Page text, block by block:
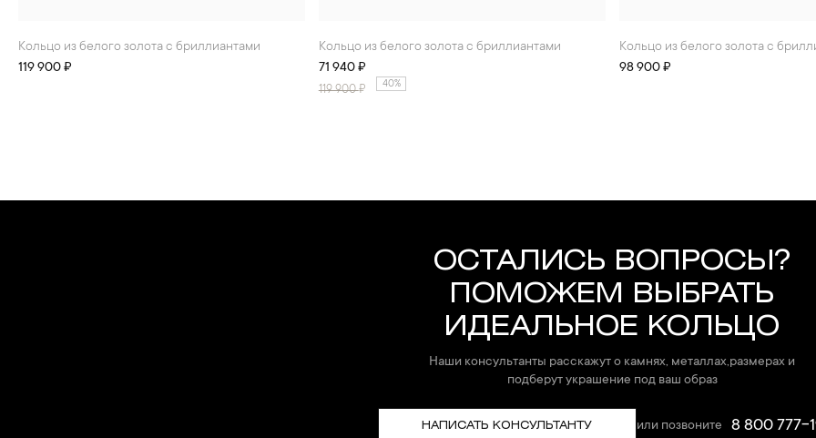
Кольцо из белого золота с бриллиантами
119 900 ₽
Кольцо из белого золота с бриллиантами
71 940 ₽
119 900₽ 40%
Кольцо из белого золота с
98 900 ₽
ОСТАЛИСЬ ВОПРОСЫ?
ПОМОЖЕМ ВЫБРАТЬ
ИДЕАЛЬНОЕ КОЛЬЦО
Наши консультанты расскажут о камнях, металлах,размерах и
подберут украшение под ваш образ
НАПИСАТЬ КОНСУЛЬТАНТУ или позвоните 8 800 777-